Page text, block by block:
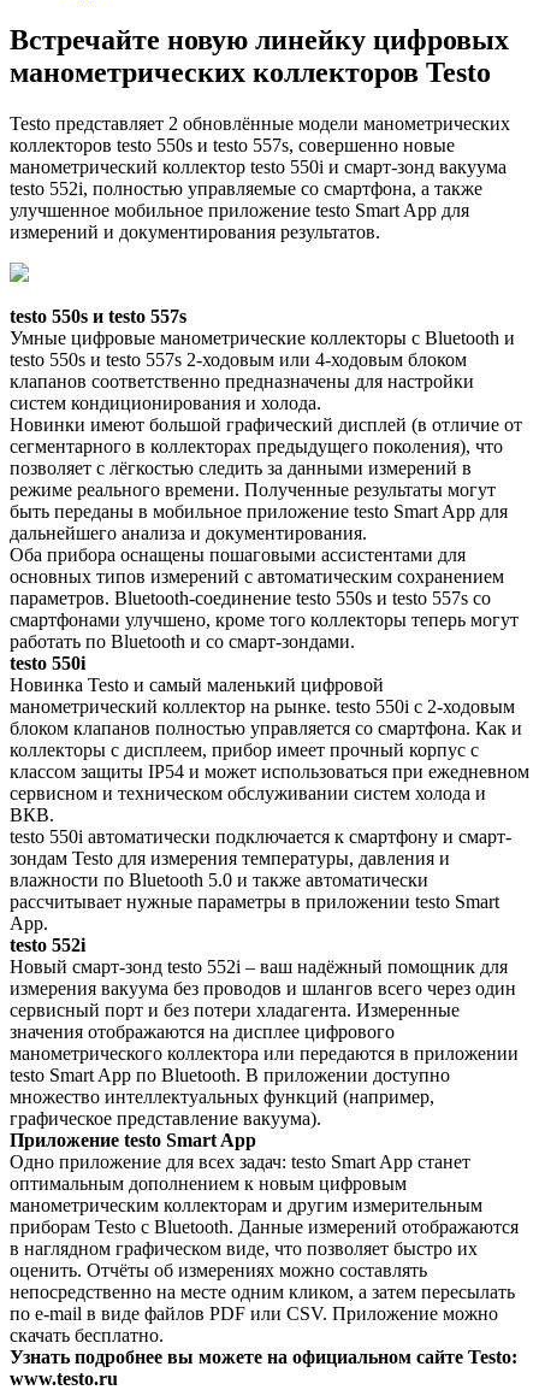
Встречайте новую линейку цифровых
манометрических коллекторов Testo
Testo представляет 2 обновлённые модели манометрических
коллекторов testo 550s и testo 557s, совершенно новые
манометрический коллектор testo 550i и смарт-зонд вакуума
testo 552i, полностью управляемые со смартфона, а также
улучшенное мобильное приложение testo Smart App для
измерений и документирования результатов.
testo 550s и testo 557s
Умные цифровые манометрические коллекторы с Bluetooth и
testo 550s и testo 557s 2-ходовым или 4-ходовым блоком
клапанов соответственно предназначены для настройки
систем кондиционирования и холода.
Новинки имеют большой графический дисплей (в отличие от
сегментарного в коллекторах предыдущего поколения), что
позволяет с лёгкостью следить за данными измерений в
режиме реального времени. Полученные результаты могут
быть переданы в мобильное приложение testo Smart App для
дальнейшего анализа и документирования.
Оба прибора оснащены пошаговыми ассистентами для
основных типов измерений с автоматическим сохранением
параметров. Bluetooth-соединение testo 550s и testo 557s со
смартфонами улучшено, кроме того коллекторы теперь могут
работать по Bluetooth и со смарт-зондами.
testo 550i
Новинка Testo и самый маленький цифровой
манометрический коллектор на рынке. testo 550i с 2-ходовым
блоком клапанов полностью управляется со смартфона. Как и
коллекторы с дисплеем, прибор имеет прочный корпус с
классом защиты IP54 и может использоваться при ежедневном
сервисном и техническом обслуживании систем холода и
ВКВ.
testo 550i автоматически подключается к смартфону и смарт-
зондам Testo для измерения температуры, давления и
влажности по Bluetooth 5.0 и также автоматически
рассчитывает нужные параметры в приложении testo Smart
App.
testo 552i
Новый смарт-зонд testo 552i – ваш надёжный помощник для
измерения вакуума без проводов и шлангов всего через один
сервисный порт и без потери хладагента. Измеренные
значения отображаются на дисплее цифрового
манометрического коллектора или передаются в приложении
testo Smart App по Bluetooth. В приложении доступно
множество интеллектуальных функций (например,
графическое представление вакуума).
Приложение testo Smart App
Одно приложение для всех задач: testo Smart App станет
оптимальным дополнением к новым цифровым
манометрическим коллекторам и другим измерительным
приборам Testo с Bluetooth. Данные измерений отображаются
в наглядном графическом виде, что позволяет быстро их
оценить. Отчёты об измерениях можно составлять
непосредственно на месте одним кликом, а затем пересылать
по e-mail в виде файлов PDF или CSV. Приложение можно
скачать бесплатно.
Узнать подробнее вы можете на официальном сайте Testo:
www.testo.ru